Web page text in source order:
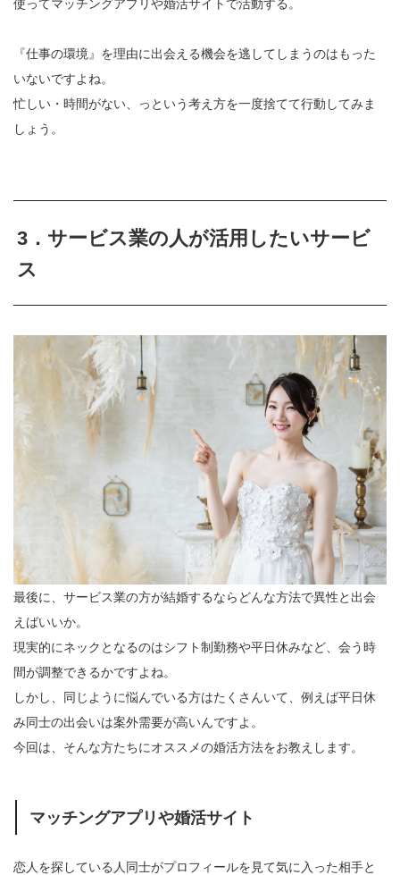
使ってマッチングアプリや婚活サイトで活動する。
『仕事の環境』を理由に出会える機会を逃してしまうのはもった
いないですよね。
忙しい・時間がない、っという考え方を一度捨てて行動してみま
しょう。
3．サービス業の人が活用したいサービ
ス
最後に、サービス業の方が結婚するならどんな方法で異性と出会
えばいいか。
現実的にネックとなるのはシフト制勤務や平日休みなど、会う時
間が調整できるかですよね。
しかし、同じように悩んでいる方はたくさんいて、例えば平日休
み同士の出会いは案外需要が高いんですよ。
今回は、そんな方たちにオススメの婚活方法をお教えします。
マッチングアプリや婚活サイト
恋人を探している人同士がプロフィールを見て気に入った相手と